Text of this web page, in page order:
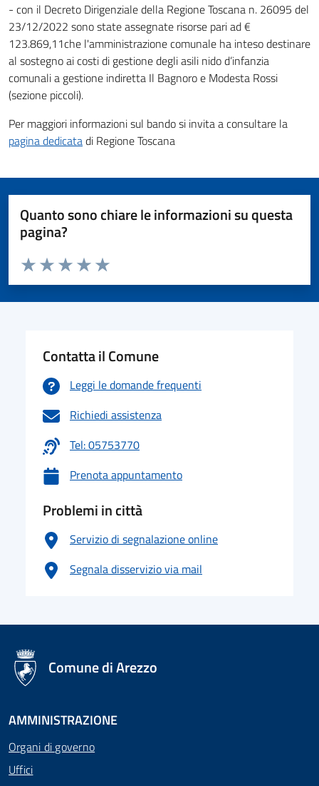
- con il Decreto Dirigenziale della Regione Toscana n. 26095 del
23/12/2022 sono state assegnate risorse pari ad €
123.869,11che l'amministrazione comunale ha inteso destinare
al sostegno ai costi di gestione degli asili nido d’infanzia
comunali a gestione indiretta Il Bagnoro e Modesta Rossi
(sezione piccoli).
Per maggiori informazioni sul bando si invita a consultare la
pagina dedicatadi Regione Toscana
Quanto sono chiare le informazioni su questa
pagina?
Valuta da 1 a 5 stelle la pagina
Valuta 5 stelle su 5
Valuta 4 stelle su 5
Valuta 3 stelle su 5
Valuta 2 stelle su 5
Valuta 1 stelle su 5
Contatta il Comune
Leggi le domande frequenti
Richiedi assistenza
Tel: 05753770
Prenota appuntamento
Problemi in città
Servizio di segnalazione online
Segnala disservizio via mail
logo Unione Europea
Comune di Arezzo
AMMINISTRAZIONE
Organi di governo
Uffici